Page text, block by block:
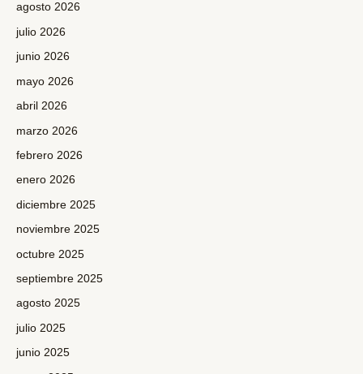
agosto 2026
julio 2026
junio 2026
mayo 2026
abril 2026
marzo 2026
febrero 2026
enero 2026
diciembre 2025
noviembre 2025
octubre 2025
septiembre 2025
agosto 2025
julio 2025
junio 2025